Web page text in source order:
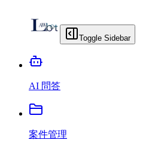
Toggle Sidebar
AI 問答
案件管理